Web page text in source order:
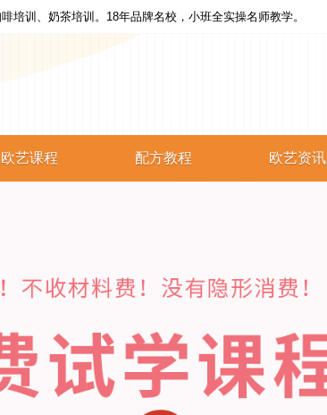
培训、奶茶培训。18年品牌名校，小班全实操名师教学。
欧艺课程
奶茶培训
饮品培训
配方教程
奶茶配方
饮品配方
欧艺资讯